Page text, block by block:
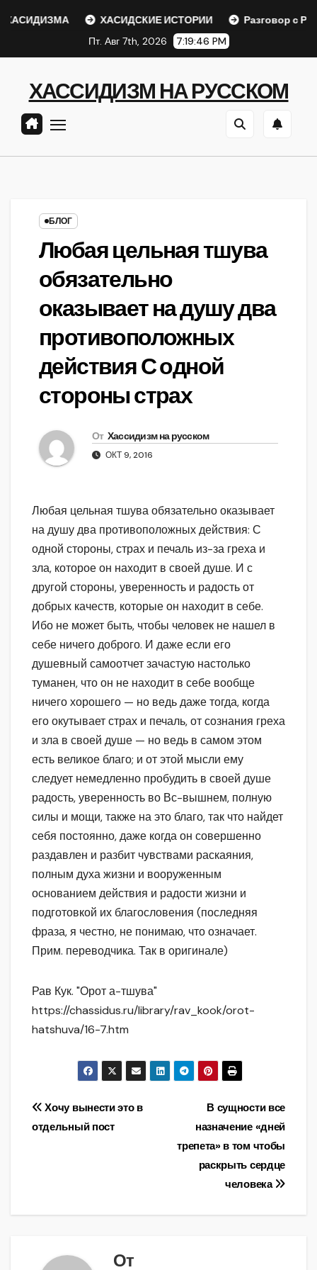
ХАСИДСКИЕ ИСТОРИИ
Разговор с Ребе
Пт. Авг 7th, 2026
7:19:46 PM
ХАССИДИЗМ НА РУССКОМ
БЛОГ
Любая цельная тшува
обязательно
оказывает на душу два
противоположных
действия С одной
стороны страх
От Хассидизм на русском
ОКТ 9, 2016
Любая цельная тшува обязательно оказывает
на душу два противоположных действия: С
одной стороны, страх и печаль из-за греха и
зла, которое он находит в своей душе. И с
другой стороны, уверенность и радость от
добрых качеств, которые он находит в себе.
Ибо не может быть, чтобы человек не нашел в
себе ничего доброго. И даже если его
душевный самоотчет зачастую настолько
туманен, что он не находит в себе вообще
ничего хорошего — но ведь даже тогда, когда
его окутывает страх и печаль, от сознания греха
и зла в своей душе — но ведь в самом этом
есть великое благо; и от этой мысли ему
следует немедленно пробудить в своей душе
радость, уверенность во Вс-вышнем, полную
силы и мощи, также на это благо, так что найдет
себя постоянно, даже когда он совершенно
раздавлен и разбит чувствами раскаяния,
полным духа жизни и вооруженным
основанием действия и радости жизни и
подготовкой их благословения (последняя
фраза, я честно, не понимаю, что означает.
Прим. переводчика. Так в оригинале)
Рав Кук. "Орот а-тшува"
https://chassidus.ru/library/rav_kook/orot-
hatshuva/16-7.htm
Навигация
по
В сущности все
назначение «дней
трепета» в том чтобы
раскрыть сердце
человека
Хочу вынести это в
отдельный пост
От